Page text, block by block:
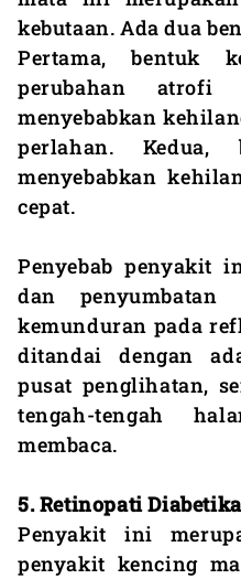
kebutaan. Ada dua
Pertama, bentuk
perubahan
menyebabkan
perlahan. Kedua,
menyebabkan
cepat.
Penyebab penyakit
dan
kemunduran pada
ditandai dengan
pusat penglihatan,
tengah-tengah
membaca.
5. Retinopati Diabetika
Penyakit ini
penyakit kencing